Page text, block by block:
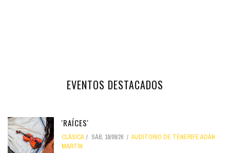
EVENTOS DESTACADOS
'RAÍCES'
CLÁSICA SÁB, 19/09/26
AUDITORIO DE TENERIFE ADÁN
MARTÍN